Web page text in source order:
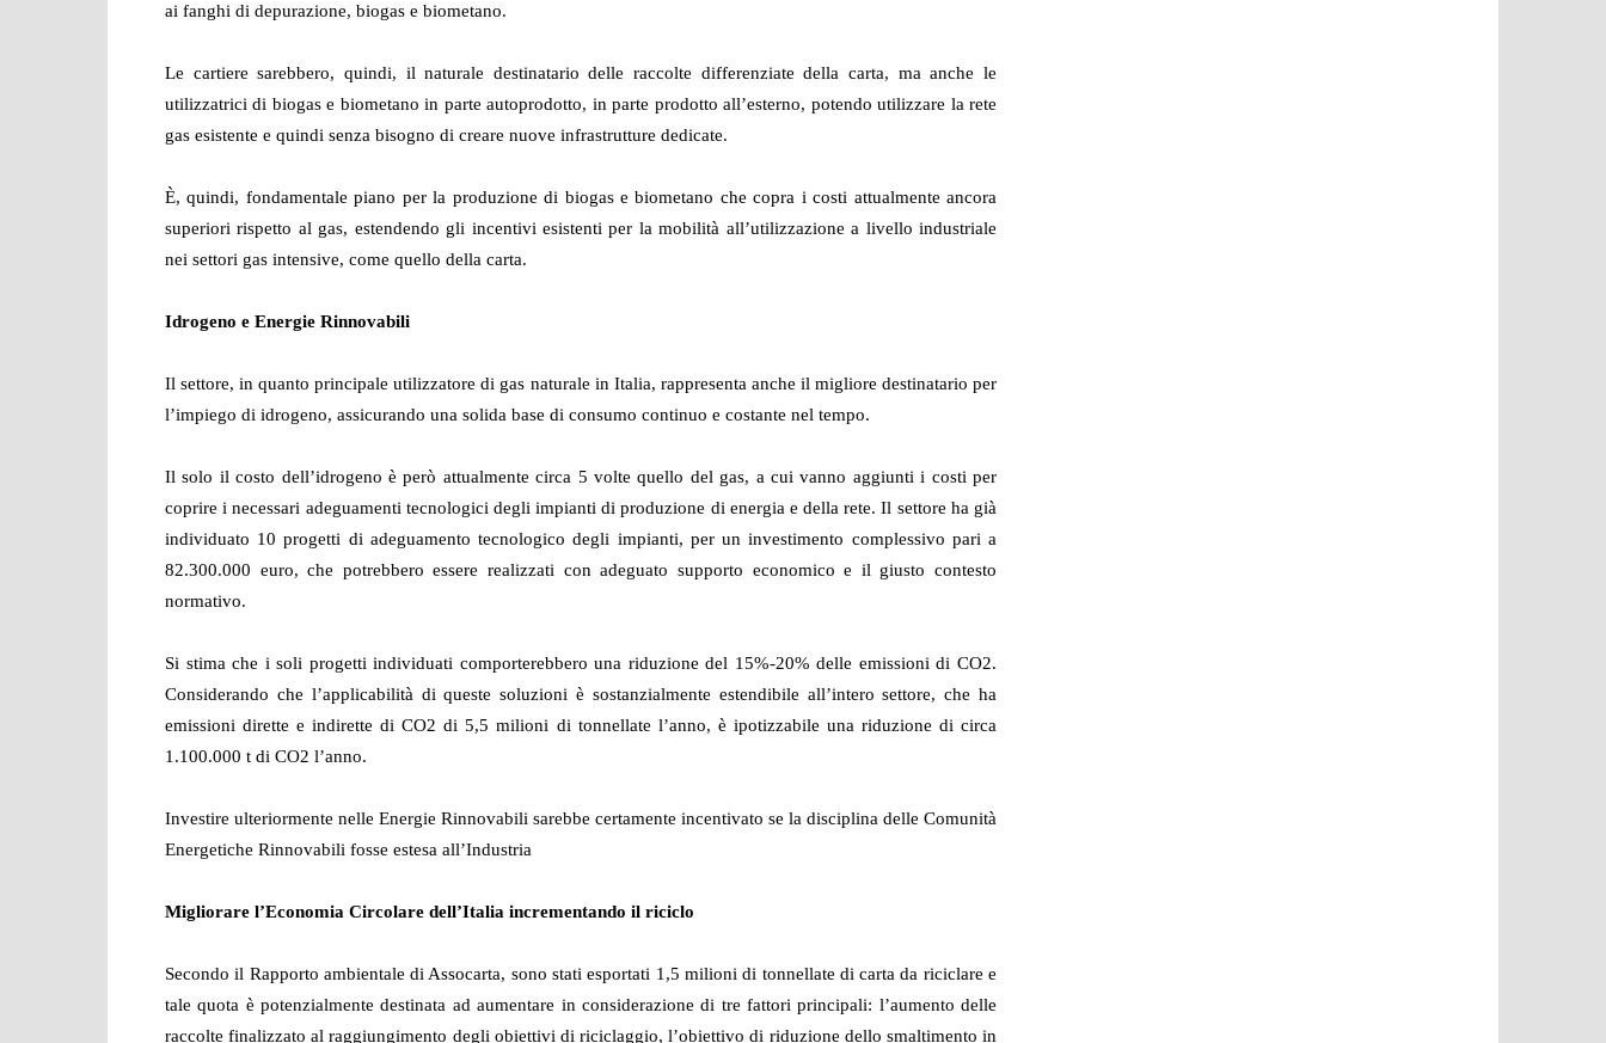
ai fanghi di depurazione, biogas e biometano.
Le cartiere sarebbero, quindi, il naturale destinatario delle raccolte differenziate della carta, ma anche le
utilizzatrici di biogas e biometano in parte autoprodotto, in parte prodotto all’esterno, potendo utilizzare la rete
gas esistente e quindi senza bisogno di creare nuove infrastrutture dedicate.
È, quindi, fondamentale piano per la produzione di biogas e biometano che copra i costi attualmente ancora
superiori rispetto al gas, estendendo gli incentivi esistenti per la mobilità all’utilizzazione a livello industriale
nei settori gas intensive, come quello della carta.
Idrogeno e Energie Rinnovabili
Il settore, in quanto principale utilizzatore di gas naturale in Italia, rappresenta anche il migliore destinatario per
l’impiego di idrogeno, assicurando una solida base di consumo continuo e costante nel tempo.
Il solo il costo dell’idrogeno è però attualmente circa 5 volte quello del gas, a cui vanno aggiunti i costi per
coprire i necessari adeguamenti tecnologici degli impianti di produzione di energia e della rete. Il settore ha già
individuato 10 progetti di adeguamento tecnologico degli impianti, per un investimento complessivo pari a
82.300.000 euro, che potrebbero essere realizzati con adeguato supporto economico e il giusto contesto
normativo.
Si stima che i soli progetti individuati comporterebbero una riduzione del 15%-20% delle emissioni di CO2.
Considerando che l’applicabilità di queste soluzioni è sostanzialmente estendibile all’intero settore, che ha
emissioni dirette e indirette di CO2 di 5,5 milioni di tonnellate l’anno, è ipotizzabile una riduzione di circa
1.100.000 t di CO2 l’anno.
Investire ulteriormente nelle Energie Rinnovabili sarebbe certamente incentivato se la disciplina delle Comunità
Energetiche Rinnovabili fosse estesa all’Industria
Migliorare l’Economia Circolare dell’Italia incrementando il riciclo
Secondo il Rapporto ambientale di Assocarta, sono stati esportati 1,5 milioni di tonnellate di carta da riciclare e
tale quota è potenzialmente destinata ad aumentare in considerazione di tre fattori principali: l’aumento delle
raccolte finalizzato al raggiungimento degli obiettivi di riciclaggio, l’obiettivo di riduzione dello smaltimento in